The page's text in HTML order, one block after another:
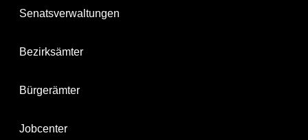
Senatsverwaltungen
Bezirksämter
Bürgerämter
Jobcenter